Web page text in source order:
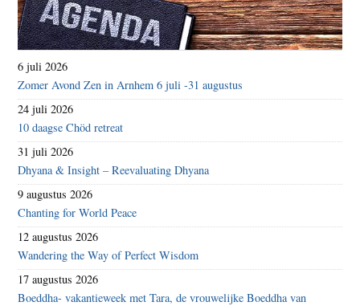
6 juli 2026
Zomer Avond Zen in Arnhem 6 juli -31 augustus
24 juli 2026
10 daagse Chöd retreat
31 juli 2026
Dhyana & Insight – Reevaluating Dhyana
9 augustus 2026
Chanting for World Peace
12 augustus 2026
Wandering the Way of Perfect Wisdom
17 augustus 2026
Boeddha- vakantieweek met Tara, de vrouwelijke Boeddha van